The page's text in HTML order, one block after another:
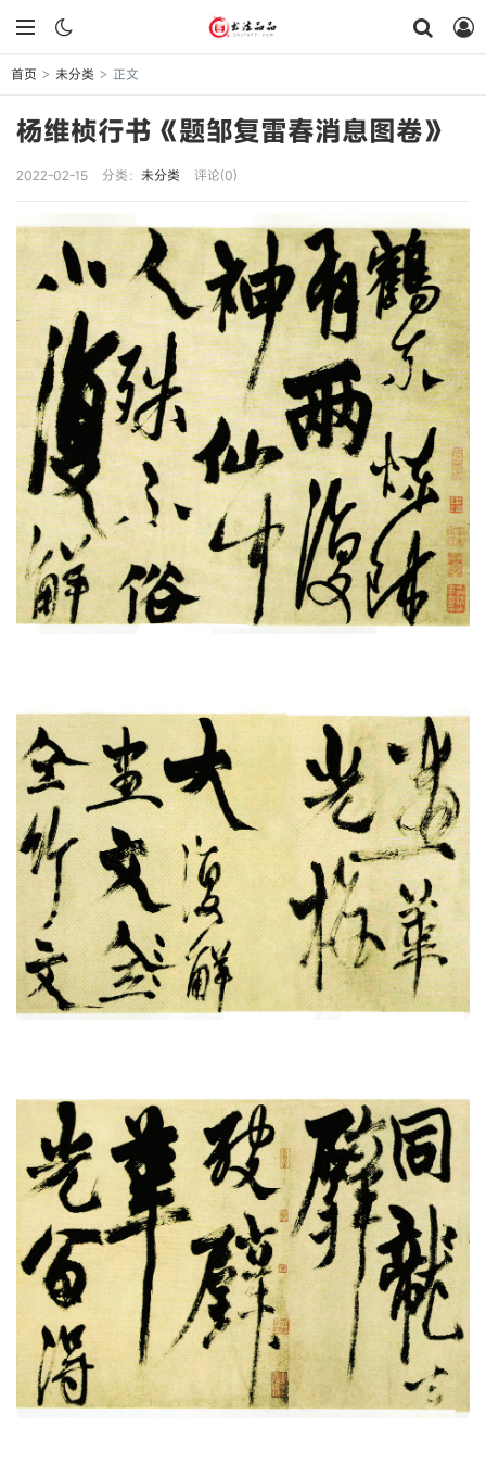
首页 > 未分类 > 正文
杨维桢行书《题邹复雷春消息图卷》
2022-02-15 分类： 未分类 评论(0)